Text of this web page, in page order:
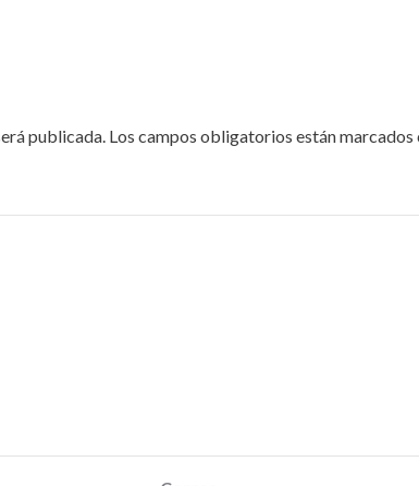
publicada. Los campos obligatorios están marcados